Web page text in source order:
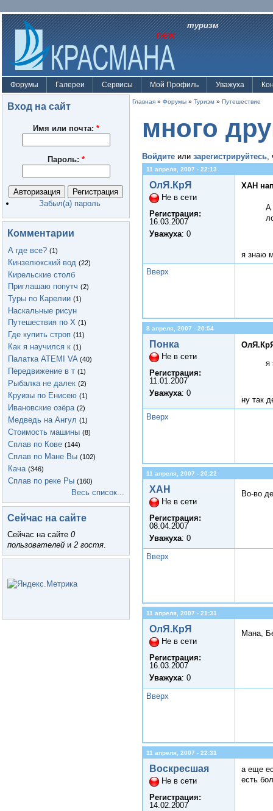
туризм
Форумы Галереи Сервисы Мой Профиль Уважуха
Вход на сайт
Имя или почта: *
Пароль: *
Забыл(а) пароль
Комментарии
А где все? (1)
Кинзелюкский вод (22)
Кирельские столб
Приглашаю попутч (2)
Туры по Карелии (1)
Наскальные рисун
Путешествия по Х (1)
Где купить строп (11)
Как я научился к (1)
Палатка ATEMI VA (40)
Передвижение в т (1)
Рыбалка не далек (2)
Круизы по Енисею (1)
Ивановские озёра (2)
Медведь на Ангул (1)
Стоимость машины (8)
Сплав по Кове (144)
Сплав по Мане Вы (102)
Кача (346)
Сплав по реке Ры (160)
Весь список...
Сейчас на сайте
Сейчас на сайте 0
пользователей и 2 гостя.
Главная » Форумы » Туризм » Путешествие
много
Войдите или зарегистрируйтесь,
11 апреля, 2007 - 22:13
ОлЯ.КрЯ
Не в сети
Регистрация:
16.03.2007
Уважуха: 0
XAH
А
я знаю
Вверх
8 апреля, 2007 - 20:54
Понка
Не в сети
Регистрация:
11.01.2007
Уважуха: 0
я
ну так
Вверх
11 апреля, 2007 - 20:22
XAH
Не в сети
Регистрация:
08.04.2007
Уважуха: 0
Во-во
Вверх
11 апреля, 2007 - 21:31
ОлЯ.КрЯ
Не в сети
Регистрация:
16.03.2007
Уважуха: 0
Мана,
Вверх
11 апреля, 2007 - 22:31
Воскресшая
Не в сети
Регистрация:
14.02.2007
а еще
есть